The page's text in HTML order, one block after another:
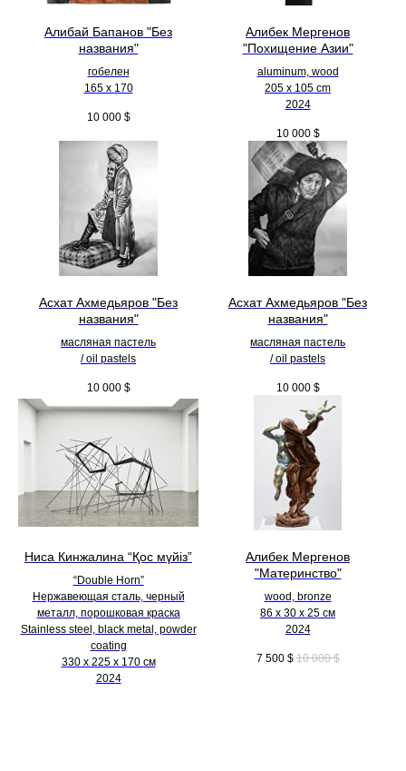
Алибай Бапанов "Без
названия"
гобелен
165 x 170
10 000 $
Алибек Мергенов
"Похищение Азии"
aluminum, wood
205 х 105 cm
2024
10 000 $
Асхат Ахмедьяров "Без
названия"
масляная пастель
/ oil pastels
10 000 $
Асхат Ахмедьяров "Без
названия"
масляная пастель
/ oil pastels
10 000 $
Ниса Кинжалина “Қос мүйіз”
“Double Horn”
Нержавеющая сталь, черный
металл, порошковая краска
Stainless steel, black metal, powder
coating
330 х 225 х 170 см
2024
Алибек Мергенов
"Материнство"
wood, bronze
86 х 30 х 25 см
2024
7 500 $ 10 000 $